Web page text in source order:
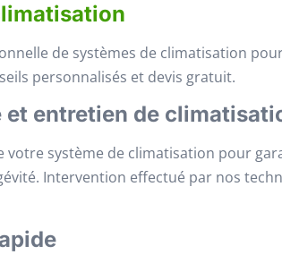
de systèmes de climatisation
personnalisés et devis gratuit.
et entretien de
votre système de climatisation pour
Intervention effectué par nos